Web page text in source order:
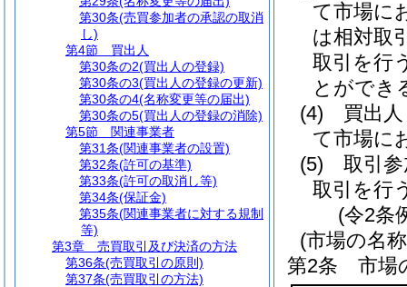
て市場に
は相対取
取引を行
とができ
(4)
買出
て市場に
(5)
取引
取引を行
(令2条
(市場の名
第2条
市場
第30条(売買参加者の承認の取消
し)
第4節
買出人
第30条の2(買出人の登録)
第30条の3(買出人の登録の更新)
第30条の4(名称変更等の届出)
第30条の5(買出人の登録の消除)
第5節
関連事業者
第31条(関連事業者の設置)
第32条(許可の基準)
第33条(許可の取消し等)
第34条(保証金)
第35条(関連事業者に対する規制
等)
第3章
売買取引及び決済の方法
第36条(売買取引の原則)
第37条(売買取引の方法)